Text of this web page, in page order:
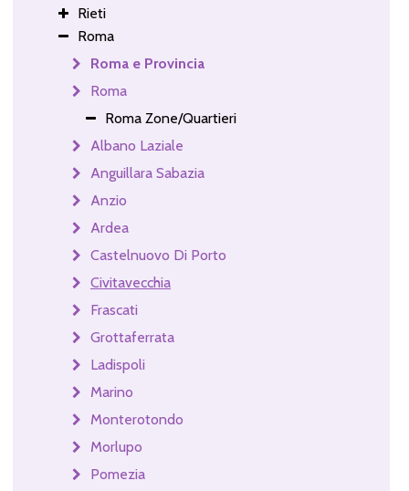
Rieti
Roma
Roma e Provincia
Roma
Roma Zone/Quartieri
Albano Laziale
Anguillara Sabazia
Anzio
Ardea
Castelnuovo Di Porto
Civitavecchia
Frascati
Grottaferrata
Ladispoli
Marino
Monterotondo
Morlupo
Pomezia